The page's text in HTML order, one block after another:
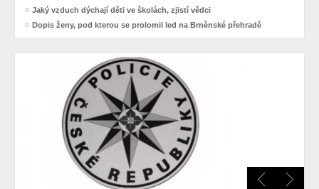
Jaký vzduch dýchají děti ve školách, zjistí vědci
Dopis ženy, pod kterou se prolomil led na Brněnské přehradě